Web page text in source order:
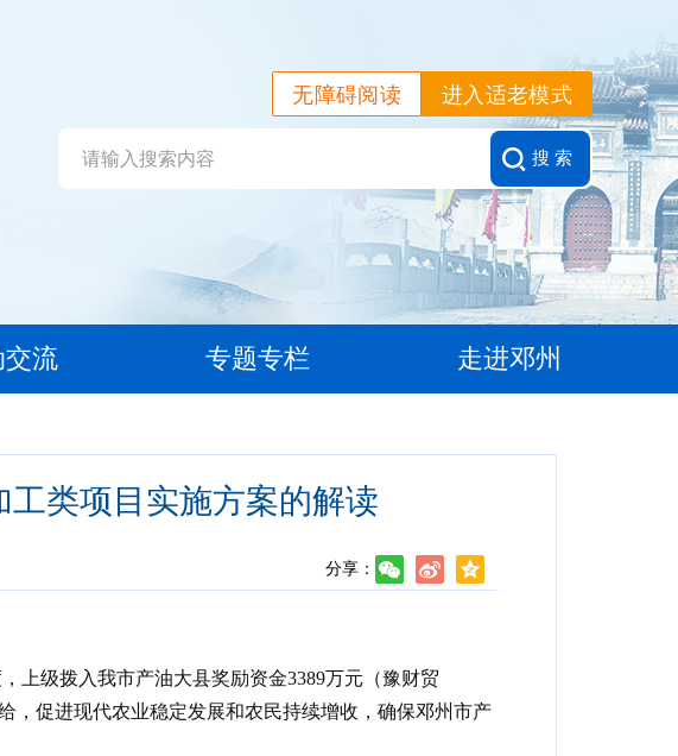
进入适老模式
无障碍阅读
搜 索
流 专题专栏 走进邓州
类项目实施方案的解读
分享：
上级拨入我市产油大县奖励资金3389万元（豫财贸
，促进现代农业稳定发展和农民持续增收，确保邓州市产